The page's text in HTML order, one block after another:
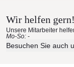
Wir helfen gern!
Unsere Mitarbeiter
Mo-So: -
Besuchen Sie auch